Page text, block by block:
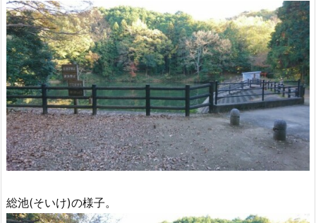
総池(そいけ)の様子。